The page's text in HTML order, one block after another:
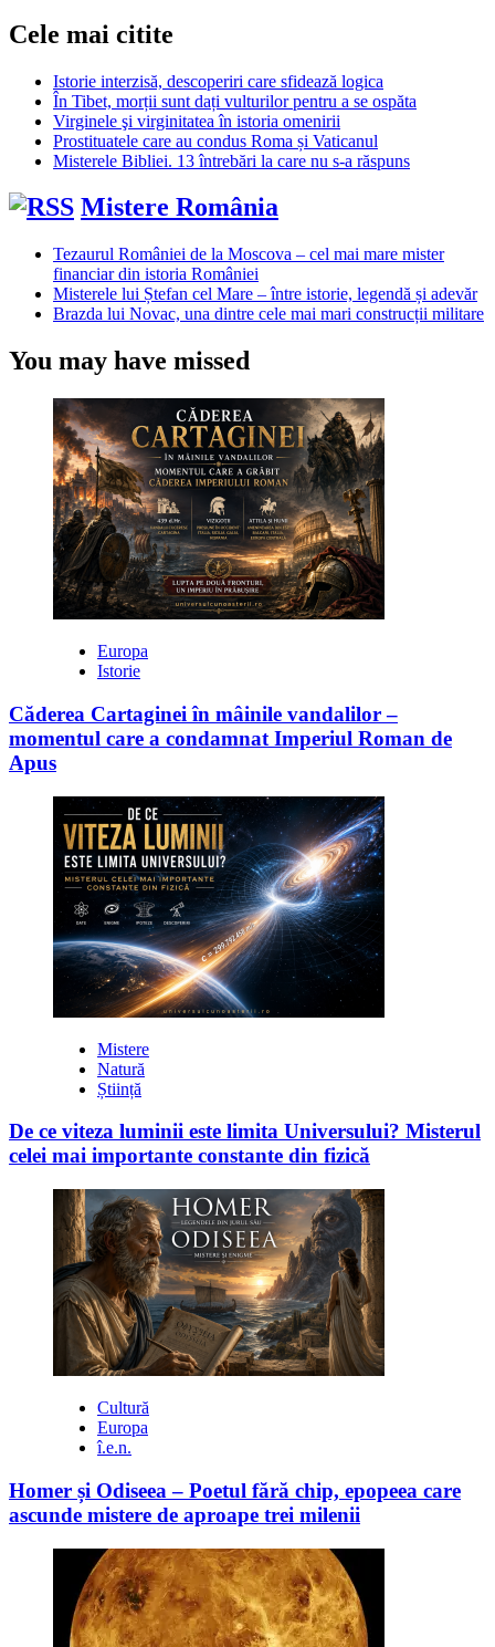
Cele mai citite
Istorie interzisă, descoperiri care sfidează logica
În Tibet, morții sunt dați vulturilor pentru a se ospăta
Virginele şi virginitatea în istoria omenirii
Prostituatele care au condus Roma și Vaticanul
Misterele Bibliei. 13 întrebări la care nu s-a răspuns
Mistere România
Tezaurul României de la Moscova – cel mai mare mister
financiar din istoria României
Misterele lui Ștefan cel Mare – între istorie, legendă și adevăr
Brazda lui Novac, una dintre cele mai mari construcții militare
You may have missed
Europa
Istorie
Căderea Cartaginei în mâinile vandalilor –
momentul care a condamnat Imperiul Roman de
Apus
Mistere
Natură
Știință
De ce viteza luminii este limita Universului? Misterul
celei mai importante constante din fizică
Cultură
Europa
î.e.n.
Homer și Odiseea – Poetul fără chip, epopeea care
ascunde mistere de aproape trei milenii